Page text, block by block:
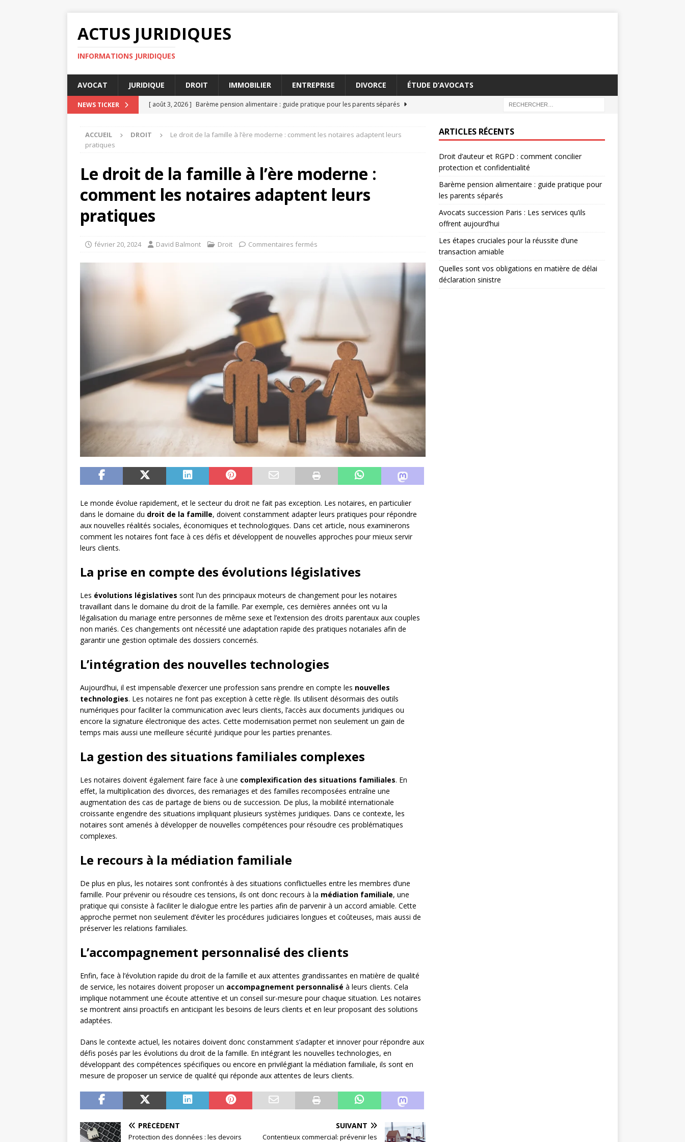
ACTUS JURIDIQUES
INFORMATIONS JURIDIQUES
AVOCAT JURIDIQUE DROIT IMMOBILIER ENTREPRISE DIVORCE ÉTUDE D’AVOCATS
NEWS TICKER [ août 3, 2026 ] Barème pension alimentaire : guide pratique pour les parents séparés
[ août 3, 2026 ] Avocats succession Paris : Les services qu’ils offrent aujourd’hui
AVOCAT
ENTREPRISE
[ juillet 30, 2026 ] Quelles sont vos obligations en matière de délai déclaration sinistre
DROIT
ACCUEIL DROIT
Le droit de la famille à l’ère moderne : comment les notaires adaptent leurs
pratiques
Le droit de la famille à l’ère moderne :
comment les notaires adaptent leurs
pratiques
février 20, 2024 David Balmont Droit Commentaires fermés
Le monde évolue rapidement, et le secteur du droit ne fait pas exception. Les notaires, en particulier
dans le domaine du droit de la famille, doivent constamment adapter leurs pratiques pour répondre
aux nouvelles réalités sociales, économiques et technologiques. Dans cet article, nous examinerons
comment les notaires font face à ces défis et développent de nouvelles approches pour mieux servir
leurs clients.
La prise en compte des évolutions législatives
Les évolutions législatives sont l’un des principaux moteurs de changement pour les notaires
travaillant dans le domaine du droit de la famille. Par exemple, ces dernières années ont vu la
légalisation du mariage entre personnes de même sexe et l’extension des droits parentaux aux couples
non mariés. Ces changements ont nécessité une adaptation rapide des pratiques notariales afin de
garantir une gestion optimale des dossiers concernés.
L’intégration des nouvelles technologies
Aujourd’hui, il est impensable d’exercer une profession sans prendre en compte les nouvelles
technologies. Les notaires ne font pas exception à cette règle. Ils utilisent désormais des outils
numériques pour faciliter la communication avec leurs clients, l’accès aux documents juridiques ou
encore la signature électronique des actes. Cette modernisation permet non seulement un gain de
temps mais aussi une meilleure sécurité juridique pour les parties prenantes.
La gestion des situations familiales complexes
Les notaires doivent également faire face à une complexification des situations familiales. En
effet, la multiplication des divorces, des remariages et des familles recomposées entraîne une
augmentation des cas de partage de biens ou de succession. De plus, la mobilité internationale
croissante engendre des situations impliquant plusieurs systèmes juridiques. Dans ce contexte, les
notaires sont amenés à développer de nouvelles compétences pour résoudre ces problématiques
complexes.
Le recours à la médiation familiale
De plus en plus, les notaires sont confrontés à des situations conflictuelles entre les membres d’une
famille. Pour prévenir ou résoudre ces tensions, ils ont donc recours à la médiation familiale, une
pratique qui consiste à faciliter le dialogue entre les parties afin de parvenir à un accord amiable. Cette
approche permet non seulement d’éviter les procédures judiciaires longues et coûteuses, mais aussi de
préserver les relations familiales.
L’accompagnement personnalisé des clients
Enfin, face à l’évolution rapide du droit de la famille et aux attentes grandissantes en matière de qualité
de service, les notaires doivent proposer un accompagnement personnalisé à leurs clients. Cela
implique notamment une écoute attentive et un conseil sur-mesure pour chaque situation. Les notaires
se montrent ainsi proactifs en anticipant les besoins de leurs clients et en leur proposant des solutions
adaptées.
Dans le contexte actuel, les notaires doivent donc constamment s’adapter et innover pour répondre aux
défis posés par les évolutions du droit de la famille. En intégrant les nouvelles technologies, en
développant des compétences spécifiques ou encore en privilégiant la médiation familiale, ils sont en
mesure de proposer un service de qualité qui réponde aux attentes de leurs clients.
PRÉCÉDENT
Protection des données : les devoirs
SUIVANT
Contentieux commercial: prévenir les
ARTICLES RÉCENTS
Droit d’auteur et RGPD : comment concilier
protection et confidentialité
Barème pension alimentaire : guide pratique pour
les parents séparés
Avocats succession Paris : Les services qu’ils
offrent aujourd’hui
Les étapes cruciales pour la réussite d’une
transaction amiable
Quelles sont vos obligations en matière de délai
déclaration sinistre